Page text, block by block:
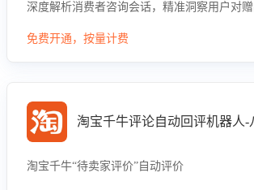
深度解析消费者咨询会话，精准洞察用户对
求，帮助企业制定个性化赠品组合策略，优化
免费开通，按量计费
淘宝千牛评论自动回评机器人-
淘宝千牛“待卖家评价”自动评价